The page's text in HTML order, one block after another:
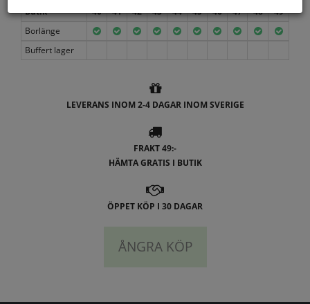
Butik
40 41 42 43 44 45 46 47 48
49
Borlänge
Buffert lager
LEVERANS INOM 2-4 DAGAR INOM SVERIGE
FRAKT 49:-
HÄMTA GRATIS I BUTIK
ÖPPET KÖP I 30 DAGAR
ÅNGRA KÖP